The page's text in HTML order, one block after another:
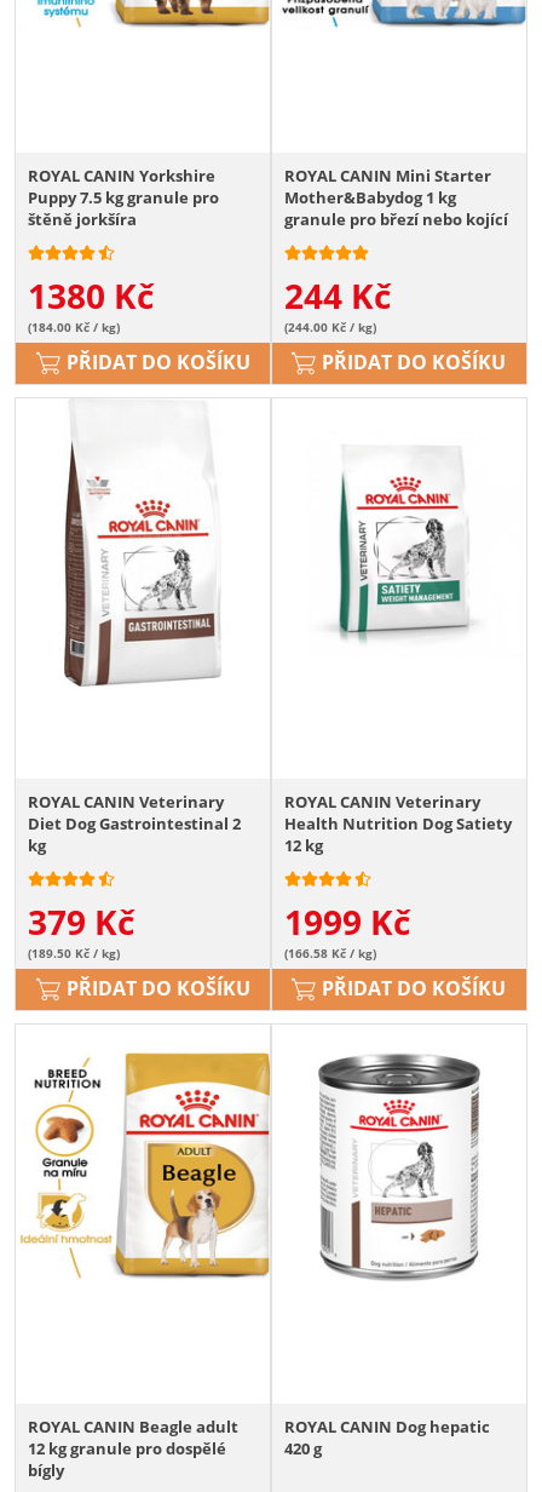
ROYAL CANIN Yorkshire
Puppy 7.5 kg granule pro
štěně jorkšíra
1380 Kč
(184.00 Kč / kg)
PŘIDAT DO KOŠÍKU
ROYAL CANIN Mini Starter
Mother&Babydog 1 kg
granule pro březí nebo kojící
feny a štěňata
244 Kč
(244.00 Kč / kg)
PŘIDAT DO KOŠÍKU
ROYAL CANIN Veterinary
Diet Dog Gastrointestinal 2
kg
379 Kč
(189.50 Kč / kg)
PŘIDAT DO KOŠÍKU
ROYAL CANIN Veterinary
Health Nutrition Dog Satiety
12 kg
1999 Kč
(166.58 Kč / kg)
PŘIDAT DO KOŠÍKU
ROYAL CANIN Beagle adult
12 kg granule pro dospělé
bígly
ROYAL CANIN Dog hepatic
420 g